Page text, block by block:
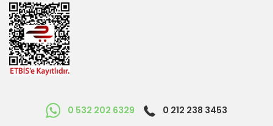
0 532 202 6329 0 212 238 3453